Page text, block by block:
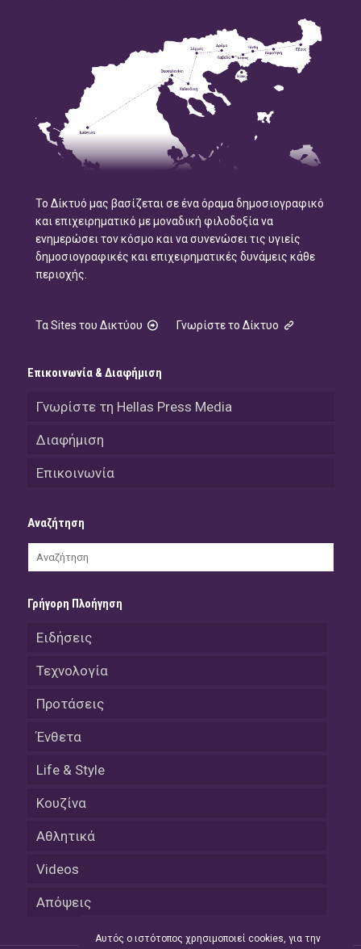
Το Δίκτυό μας βασίζεται σε ένα όραμα δημοσιογραφικό
και επιχειρηματικό με μοναδική φιλοδοξία να
ενημερώσει τον κόσμο και να συνενώσει τις υγιείς
δημοσιογραφικές και επιχειρηματικές δυνάμεις κάθε
περιοχής.
Τα Sites του Δικτύου Γνωρίστε το Δίκτυο
Επικοινωνία & Διαφήμιση
Γνωρίστε τη Hellas Press Media
Διαφήμιση
Επικοινωνία
Αναζήτηση
Γρήγορη Πλοήγηση
Ειδήσεις
Τεχνολογία
Προτάσεις
Ένθετα
Life & Style
Κουζίνα
Αθλητικά
Videos
Απόψεις
Αυτός ο ιστότοπος χρησιμοποιεί cookies, για την